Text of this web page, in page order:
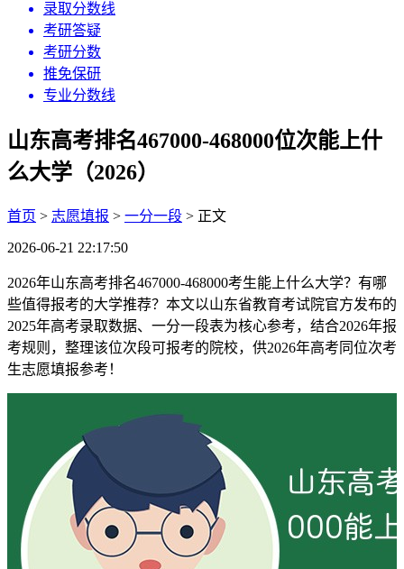
录取分数线
考研答疑
考研分数
推免保研
专业分数线
山东高考排名467000-468000位次能上什
么大学（2026）
首页 > 志愿填报 > 一分一段 > 正文
2026-06-21 22:17:50
2026年山东高考排名467000-468000考生能上什么大学？有哪
些值得报考的大学推荐？本文以山东省教育考试院官方发布的
2025年高考录取数据、一分一段表为核心参考，结合2026年报
考规则，整理该位次段可报考的院校，供2026年高考同位次考
生志愿填报参考！